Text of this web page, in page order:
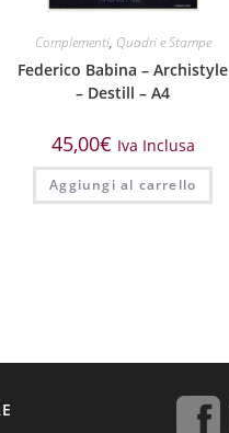
Complementi, Quadri e Stampe
Federico Babina – Archistyle
– Destill – A4
45,00€ Iva Inclusa
Aggiungi al carrello